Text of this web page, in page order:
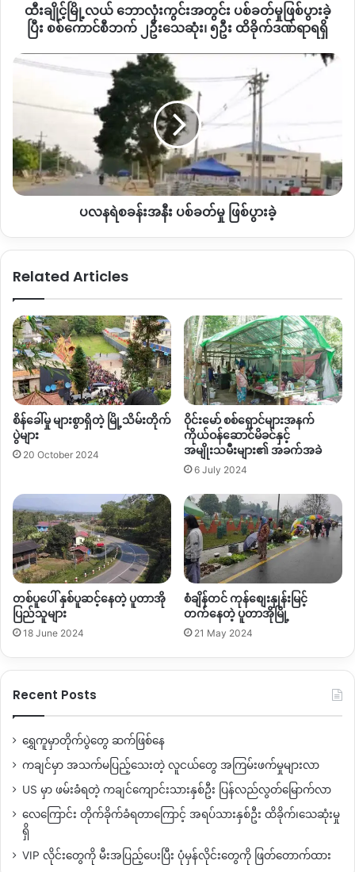
”ကေအိုင်တပ်စခန်းနားမှာ အချက်ပြမိုင်းထောင်ထားတာ အဲဒါလာ
ဖမ်းဖို့ အစီအစဉ်ရှိတယ်ထင်တယ်၊ သူတို့တွေ သတိထားနေလို့သာ ၂
ယောက်က အဲဒီနေရာမှာတင် သေနတ်ထိပြီး ဆုံးသွားတယ်၊ ၂
ယောက်ကတော့ ထိခိက်ဒဏ်ရာရတယ်လို့ သိရတယ်။ အဲဒီတပ်မှာရှိ
တာ စုစုပေါင်း ၆ ယောက်လို့ သိရတယ်” လို့ တိုက်ပွဲနဲ့ပတ်သက်ပြီး
စံပြဒေသခံတစ်ဦးက ပြောဆိုခဲ့ပါတယ်။
မင်းဇင်သန့် ပြည်သူ့စစ်အဖွဲ့ဟာ ရှဒူးဇွပ်ဒေသ ကုန်တင်ကားတွေဆီ
က ကောက်ခံရတဲ့ဝင်ငွေက တစ်ရက်ကို သိန်း ၄၀၀ အထက်ရှိပါ
တယ်။ အဲဒီထဲမှာ ရွေတူးတဲ့လောပန်းတွေဆီက နေ့တိုင်း၊ လတိုင်း
သူဟာ ဝင်ငွေကောင်းတဲ့အတွက် စံပြရွာမှာ ဘန်ဂါကတုတ်ကျင်း ၂
ခု ၃ ခု လုပ်ထားတဲ့ စစ်တပ်တစ်ခု၊ ရှဒူးဇွပ် စစ်တပ်တစ်ခု နဲ့ အခုတစ်
လော ကေအိုင်အေနဲ့ နီးတဲ့ ကိုင်းတော မှာ စစ်တပ်တစ်ခု ပြန်လုပ်
ထားပြီ ဖြစ်တယ်။ ပြီးတော့ သူ့အိမ်ကိုရော ရှဒူးဇွပ်မှာ ကြီးကျယ်ခန်း
နားစွာနဲ့ စစ်တပ်တစ်ခုလို ဆောက်လုပ်ထားတာကို တွေ့ရတယ်။
အဲဒီစစ်တပ် (၃) ခုစလုံးကို မင်းဇင်သန့် ဦးဆောင်ပေမယ့် လက်တွေ့
မှာ စံပြစစ်တပ်ကိုကျတော့ သူ့ညီ ညီဇော်ရှိုင်း၊ ရှဒူးဇွပ် စစ်တပ်ကို သူ
အကို အငယ်လေး၊ ကိုင်းတောတပ်ကို သူလက်အောက်ငယ်သား
အခုလို လက်နက်အင်အားနဲ့ ဝင်ရောက်တိုက်ခိုက်လာတာကို ခုခံဖို့
ကတုတ်ကျင်း ကောင်းကောင်းပြုလုပ်ထားတာကြောင့် ကေအိုင်အေ
တပ်ကနေပြီးတော့ သွားတိုက်ခိုက်ဖို့ ခက်လာတာဖြစ်နိုင်တယ်လို့
ဒေသခံတစ်ဦး အခုလိုပြောပါတယ်။
“အခုပြန်ကြည့်မယ်ဆိုရင် ကေအိုင်အေဘက်ကလည်း ပြန်တိုက်ခိုက်
ဖို့ ခက်လာတာနေမှာ၊ အခေါက်တိုင်းအခါတိုင်း ကျရှုံးမှုတွေရှိတော့
ကေအိုင်အေဘက်ကလည်း ပြန်တိုက်ဖို့ နည်းလမ်းရှာရခက်လာတာနဲ့
၂၀၂၂ ခုနှစ်မှာ အချင်းချင်စောင့်ကြည့်နေကြတာ ပြည်သူ့စစ်တွေပဲ
ကေအိုင်အေတွေဆီ အရင်ရောက်မလား၊ ကေအိုင်အေတွေပဲ
ပြည်သူ့စစ်တွေဆီ အရင်ရောက်လာမလား၊ အဲလိုအခြေအနေရှိ
တယ်။”
မင်းဇင်သန့်အိမ်နဲ့ သူ့စစ်တပ်ကို ကာကွယ်ဖို့ ခရစ်ယန် ကတ်သလစ်
အသင်းတော်ရဲ့ ဆုတောင်းတောင်ကို သူ့လက်နက် တပ်ဆင်လိုက်
တာ ၂ နှစ်ကျော်ရှိပြီလို့ သိရတယ်။
ဖြစ်ပွား
စစ်
၂ဦး
၅ဦး
ထိခိုက်
ဒဏ်ရာ
ရရှိ
ထီးချိုင့်မြို့လယ် ဘောလုံးကွင်းအတွင်း ပစ်ခတ်မှုဖြစ်ပွားခဲ့
ပြီး စစ်ကောင်စီဘက် ၂ဦးသေဆုံး၊ ၅ဦး ထိခိုက်ဒဏ်ရာရရှိ
ပ
ရဲစခန်း
ပစ်ခတ်
မှု
ဖြစ်ပွား
ခဲ့
ပလနရဲစခန်းအနီး ပစ်ခတ်မှု ဖြစ်ပွားခဲ့
Related Articles
စိန်ခေါ်မှု များစွာရှိတဲ့ မြို့သိမ်းတိုက်
ပွဲများ
20 October 2024
ဝိုင်းမော် စစ်ရှောင်များအနက်
ကိုယ်ဝန်ဆောင်မိခင်နှင့်
အမျိုးသမီးများ၏ အခက်အခဲ
6 July 2024
တစ်ပူပေါ် နှစ်ပူဆင့်နေတဲ့ ပူတာအို
ပြည်သူများ
18 June 2024
စံချိန်တင် ကုန်စျေးနှုန်းမြင့်
တက်နေတဲ့ ပူတာအိုမြို့
21 May 2024
Recent Posts
ရွှေကူမှာတိုက်ပွဲတွေ ဆက်ဖြစ်နေ
ကချင်မှာ အသက်မပြည့်သေးတဲ့ လူငယ်တွေ အကြမ်းဖက်မှုများလာ
US မှာ ဖမ်းခံရတဲ့ ကချင်ကျောင်းသားနှစ်ဦး ပြန်လည်လွတ်မြောက်လာ
လေကြောင်း တိုက်ခိုက်ခံရတာကြောင့် အရပ်သားနှစ်ဦး ထိခိုက်၊သေဆုံးမှု
ရှိ
VIP လိုင်းတွေကို မီးအပြည့်ပေးပြီး ပုံမှန်လိုင်းတွေကို ဖြတ်တောက်ထား